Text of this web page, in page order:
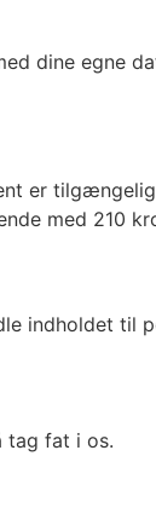
dine egne
er
med 210
indholdet til
tag fat i os.